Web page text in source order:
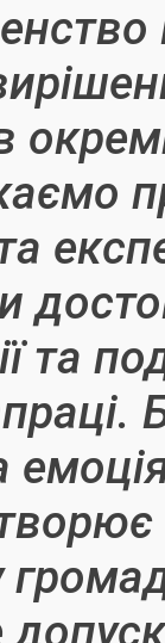
та